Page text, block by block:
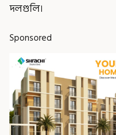
দলগুলি।
Sponsored